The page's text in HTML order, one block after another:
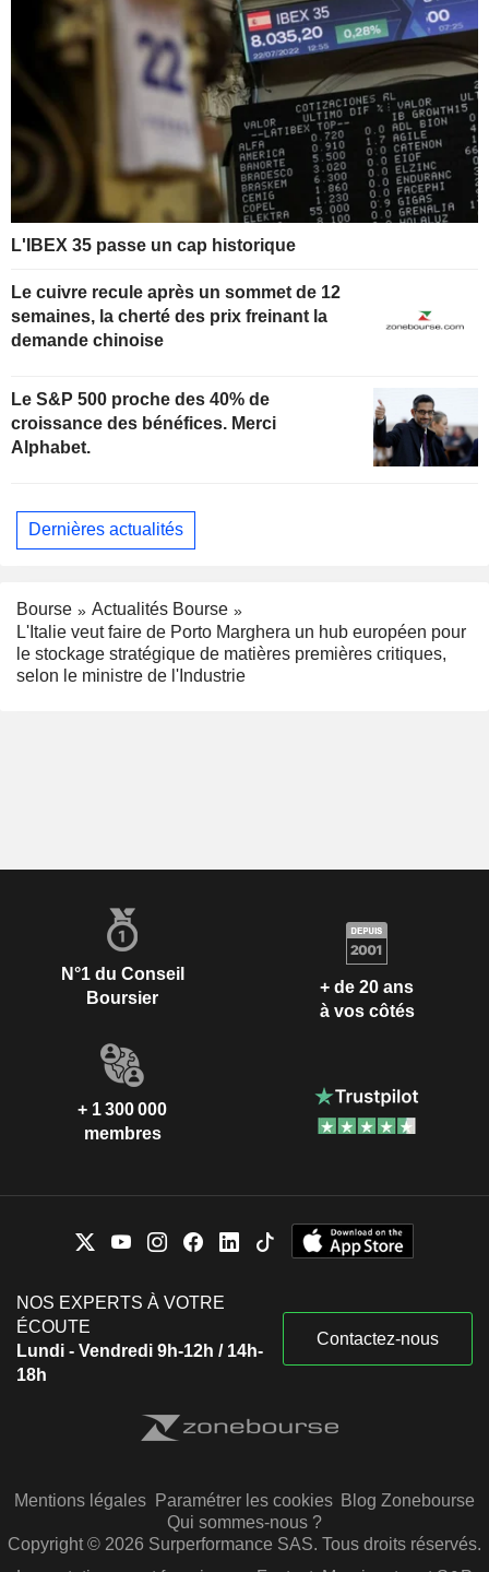
L'IBEX 35 passe un cap historique
Le cuivre recule après un sommet de 12
semaines, la cherté des prix freinant la
demande chinoise
Le S&P 500 proche des 40% de
croissance des bénéfices. Merci
Alphabet.
Dernières actualités
Bourse
Actualités Bourse
L'Italie veut faire de Porto Marghera un hub européen pour
le stockage stratégique de matières premières critiques,
selon le ministre de l'Industrie
N°1 du Conseil
Boursier
+ de 20 ans
à vos côtés
+ 1 300 000
membres
NOS EXPERTS À VOTRE
ÉCOUTE
Lundi - Vendredi 9h-12h / 14h-
18h
Contactez-nous
Mentions légales Paramétrer les cookies Blog Zonebourse
Qui sommes-nous ?
Copyright © 2026 Surperformance SAS. Tous droits réservés.